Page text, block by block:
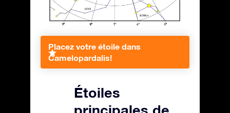
Placez votre étoile dans
Camelopardalis!
Étoiles